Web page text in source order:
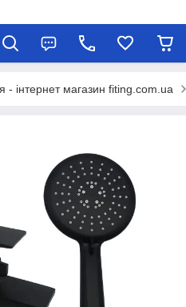
- інтернет магазин fiting.com.ua